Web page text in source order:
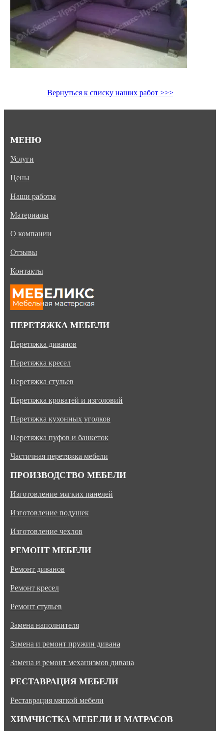
Вернуться к списку наших работ >>>
МЕНЮ
Услуги
Цены
Наши работы
Материалы
О компании
Отзывы
Контакты
ПЕРЕТЯЖКА МЕБЕЛИ
Перетяжка диванов
Перетяжка кресел
Перетяжка стульев
Перетяжка кроватей и изголовий
Перетяжка кухонных уголков
Перетяжка пуфов и банкеток
Частичная перетяжка мебели
ПРОИЗВОДСТВО МЕБЕЛИ
Изготовление мягких панелей
Изготовление подушек
Изготовление чехлов
РЕМОНТ МЕБЕЛИ
Ремонт диванов
Ремонт кресел
Ремонт стульев
Замена наполнителя
Замена и ремонт пружин дивана
Замена и ремонт механизмов дивана
РЕСТАВРАЦИЯ МЕБЕЛИ
Реставрация мягкой мебели
ХИМЧИСТКА МЕБЕЛИ И МАТРАСОВ